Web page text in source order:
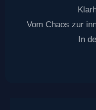
Vom Chaos zur
In